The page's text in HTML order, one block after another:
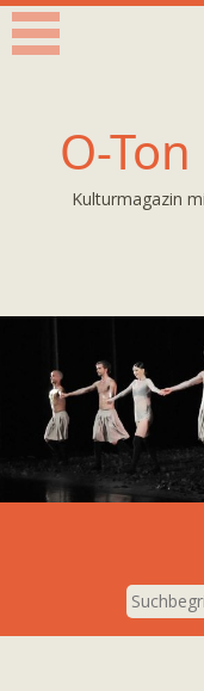
O-Ton
Kulturmagazin